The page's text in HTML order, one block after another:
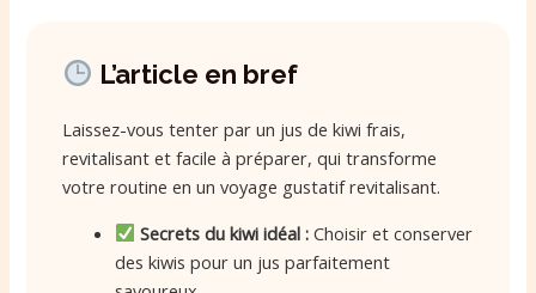
L’article en bref
Laissez-vous tenter par un jus de kiwi frais,
revitalisant et facile à préparer, qui transforme
votre routine en un voyage gustatif revitalisant.
Secrets du kiwi idéal :Choisir et conserver
des kiwis pour un jus parfaitement